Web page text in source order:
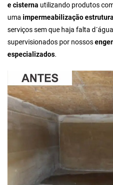
e cisterna utilizando produtos
uma impermeabilização
serviços sem que haja falta
supervisionados por nossos
especializados.